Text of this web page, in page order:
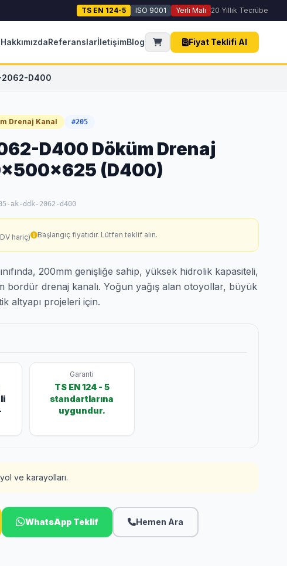
TS EN 124-5 ISO 9001 Yerli Malı 20 Yıllık Tecrübe
HakkımızdaReferanslarİletişimBlog Fiyat Teklifi Al
2062-D400
Drenaj Kanal #205
D400 Döküm Drenaj
(D400)
ak-ddk-2062-d400
hariç) Başlangıç fiyatıdır. Lütfen teklif alın.
200mm genişliğe sahip, yüksek hidrolik kapasiteli,
bordür drenaj kanalı. Yoğun yağış alan otoyollar, büyük
altyapı projeleri için.
Garanti
TS EN 124 - 5
standartlarına
uygundur.
ve karayolları.
WhatsApp Teklif Hemen Ara